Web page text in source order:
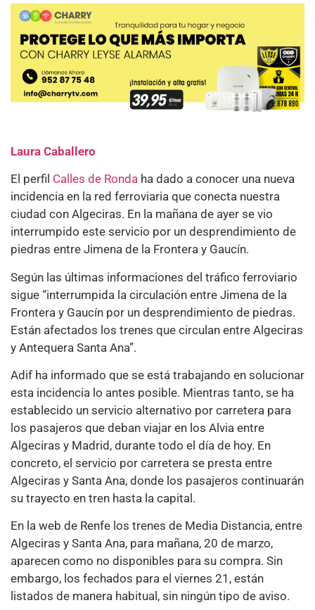
Laura Caballero
El perfil Calles de Ronda ha dado a conocer una nueva
incidencia en la red ferroviaria que conecta nuestra
ciudad con Algeciras. En la mañana de ayer se vio
interrumpido este servicio por un desprendimiento de
piedras entre Jimena de la Frontera y Gaucín.
Según las últimas informaciones del tráfico ferroviario
sigue “interrumpida la circulación entre Jimena de la
Frontera y Gaucín por un desprendimiento de piedras.
Están afectados los trenes que circulan entre Algeciras
y Antequera Santa Ana”.
Adif ha informado que se está trabajando en solucionar
esta incidencia lo antes posible. Mientras tanto, se ha
establecido un servicio alternativo por carretera para
los pasajeros que deban viajar en los Alvia entre
Algeciras y Madrid, durante todo el día de hoy. En
concreto, el servicio por carretera se presta entre
Algeciras y Santa Ana, donde los pasajeros continuarán
su trayecto en tren hasta la capital.
En la web de Renfe los trenes de Media Distancia, entre
Algeciras y Santa Ana, para mañana, 20 de marzo,
aparecen como no disponibles para su compra. Sin
embargo, los fechados para el viernes 21, están
listados de manera habitual, sin ningún tipo de aviso.